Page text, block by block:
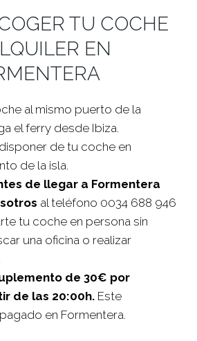
TU COCHE
EN
al mismo puerto de la
el ferry desde Ibiza.
de tu coche en
de la isla.
de llegar a Formentera
al teléfono 0034 688 946
tu coche en persona sin
una oficina o realizar
de 30€ por
de las 20:00h.Este
en Formentera.